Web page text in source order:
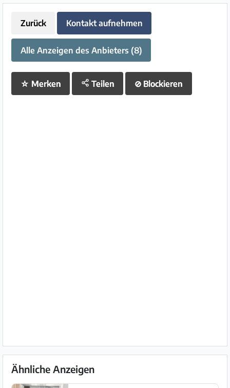
Zurück Kontakt aufnehmen
Alle Anzeigen des Anbieters (8)
☆ Merken Teilen ⊘ Blockieren
Ähnliche Anzeigen